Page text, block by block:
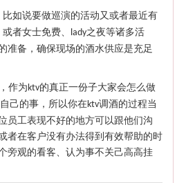
如说要做巡演的活动又或者最近有
者女士免费、 lady之夜等诸多活
准备，确保现场的酒水供应是充足
作为 ktv的真正一份子大家会怎么做
己的事，所以你在ktv调酒的过程当
员工表现不好的地方可以跟他们沟
者在客户没有办法得到有效帮助的时
旁观的看客、认为事不关己高高挂